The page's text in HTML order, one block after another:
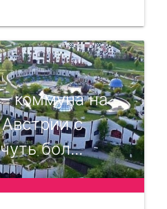
коммуна на
с
бол...